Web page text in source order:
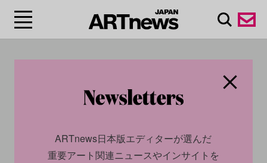
#イギリス/The United
Kingdom
ARTnews日本版エディターが選んだ
重要アート関連ニュースやインサイトを